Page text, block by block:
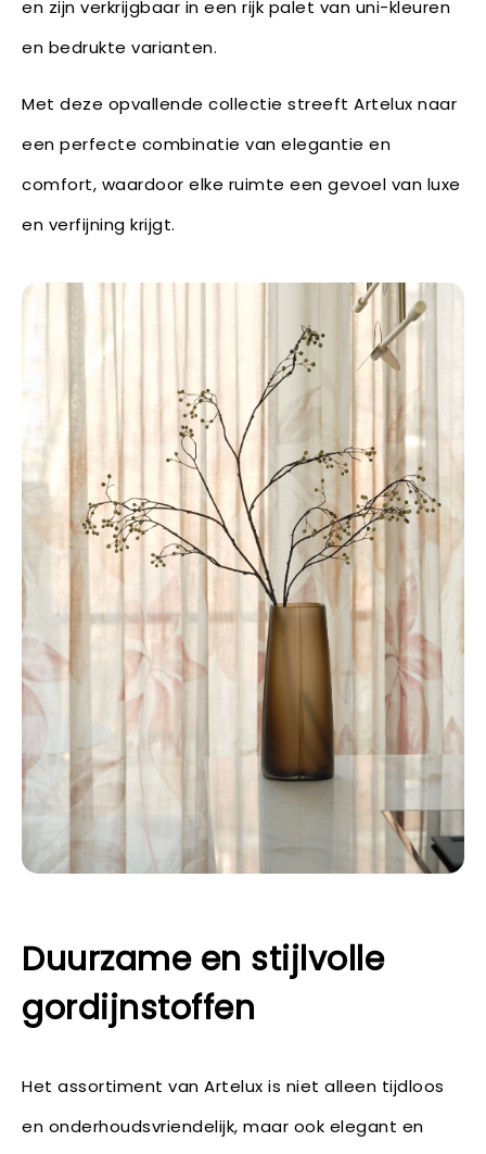
en zijn verkrijgbaar in een rijk palet van uni-kleuren
en bedrukte varianten.
Met deze opvallende collectie streeft Artelux naar
een perfecte combinatie van elegantie en
comfort, waardoor elke ruimte een gevoel van luxe
en verfijning krijgt.
Duurzame en stijlvolle
gordijnstoffen
Het assortiment van Artelux is niet alleen tijdloos
en onderhoudsvriendelijk, maar ook elegant en